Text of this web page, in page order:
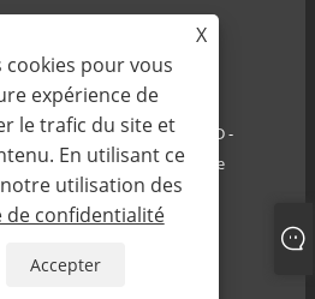
ENVOYER UNE
DEMANDE
SHANGYI GARMENT CO., LTD -
chapeau de paille de
X
pour vous
expérience de
le trafic du site et
En utilisant ce
utilisation des
de confidentialité
Accepter